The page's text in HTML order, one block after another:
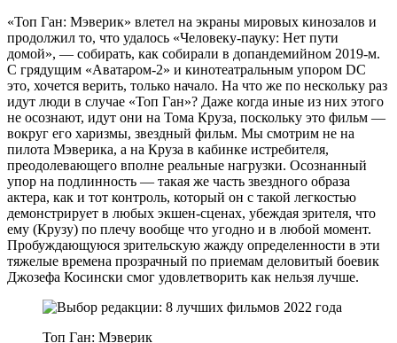
«Топ Ган: Мэверик» влетел на экраны мировых кинозалов и
продолжил то, что удалось «Человеку-пауку: Нет пути
домой», — собирать, как собирали в допандемийном 2019-м.
С грядущим «Аватаром-2» и кинотеатральным упором DC
это, хочется верить, только начало. На что же по нескольку раз
идут люди в случае «Топ Ган»? Даже когда иные из них этого
не осознают, идут они на Тома Круза, поскольку это фильм —
вокруг его харизмы, звездный фильм. Мы смотрим не на
пилота Мэверика, а на Круза в кабинке истребителя,
преодолевающего вполне реальные нагрузки. Осознанный
упор на подлинность — такая же часть звездного образа
актера, как и тот контроль, который он с такой легкостью
демонстрирует в любых экшен-сценах, убеждая зрителя, что
ему (Крузу) по плечу вообще что угодно и в любой момент.
Пробуждающуюся зрительскую жажду определенности в эти
тяжелые времена прозрачный по приемам деловитый боевик
Джозефа Косински смог удовлетворить как нельзя лучше.
Топ Ган: Мэверик